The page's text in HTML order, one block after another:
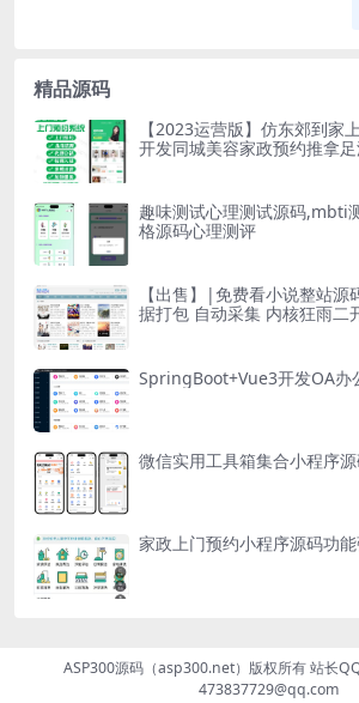
精品源码
【2023运营版】仿东郊到家
开发同城美容家政预约推拿
趣味测试心理测试源码,mbti
格源码心理测评
【出售】|免费看小说整站源
据打包 自动采集 内核狂雨二
SpringBoot+Vue3开发OA办
微信实用工具箱集合小程序
家政上门预约小程序源码功
ASP300源码（asp300.net）版权所有 站长
473837729@qq.com